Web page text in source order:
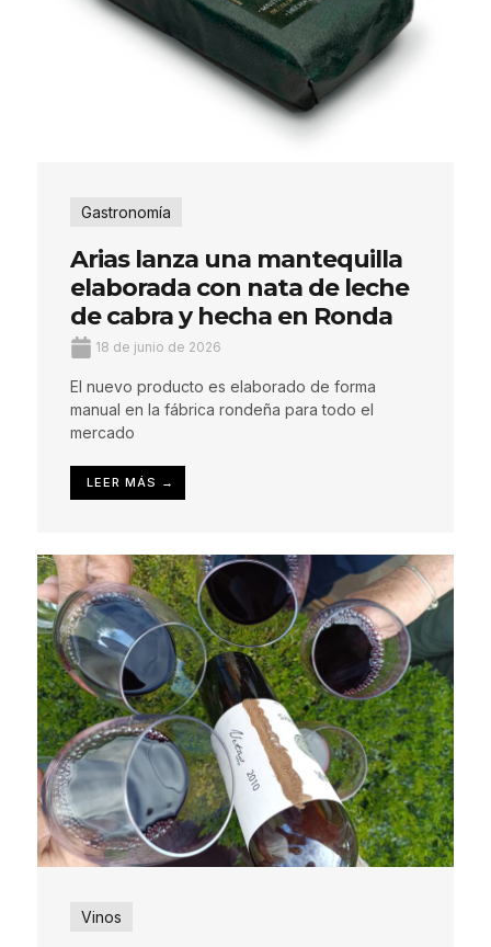
Gastronomía
Arias lanza una mantequilla
elaborada con nata de leche
de cabra y hecha en Ronda
18 de junio de 2026
El nuevo producto es elaborado de forma
manual en la fábrica rondeña para todo el
mercado
LEER MÁS →
Vinos